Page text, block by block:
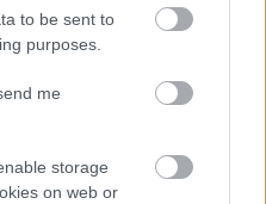
to be sent to
purposes.
me
storage
on web or